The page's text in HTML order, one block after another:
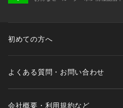
初めての方へ
よくある質問・お問い合わせ
会社概要・利用規約など